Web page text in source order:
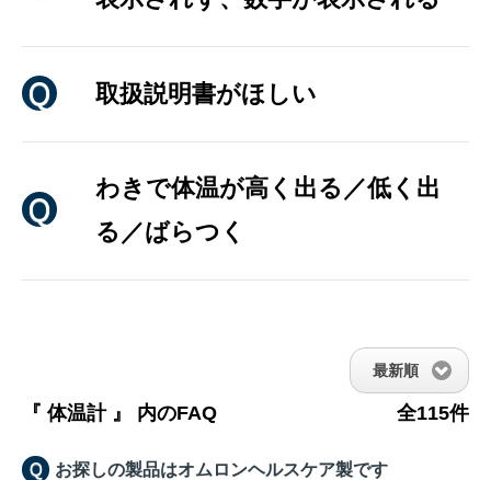
取扱説明書がほしい
わきで体温が高く出る／低く出
る／ばらつく
最新順
『 体温計 』 内のFAQ 全115件
お探しの製品はオムロンヘルスケア製です